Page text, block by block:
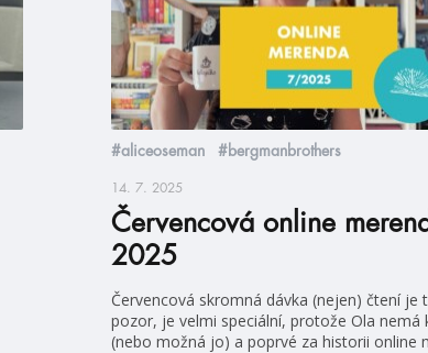
#aliceoseman #bergmanbrothers
14. 7. 2025
Červencová online
2025
Červencová skromná dávka (nejen) čtení je
pozor, je velmi speciální, protože Ola nemá
(nebo možná jo) a poprvé za historii online